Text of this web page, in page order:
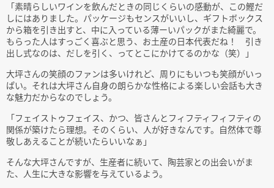
「素晴らしいワインを飲んだときの同じくらいの感動が、この鰹だ
しにはありました。パッケージもセンスがいいし、ギフトボックス
から箱を引き出すと、中に入っている薄ーいパックがまた綺麗で。
もらった人はすっごく喜ぶと思う、お土産の日本代表だね！ 引き
出し式なのは、だしを引く、ってとこにかけてるのかな（笑）」
大坪さんの笑顔のファンは多いけれど、周りにもいつも笑顔がいっ
ぱい。それは大坪さん自身の朗らかな性格による楽しい会話も大き
な魅力だからなのでしょう。
「フェイストゥフェイス、かつ、皆さんとフィフティフィフティの
関係が築けたら理想。そのくらい、人が好きなんです。自然体で尊
敬しあえることが続いたらいいなぁ」
そんな大坪さんですが、生産者に続いて、陶芸家との出会いがま
た、人生に大きな影響を与えているよう。